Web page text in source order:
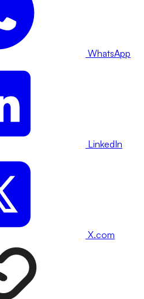
WhatsApp
LinkedIn
X.com